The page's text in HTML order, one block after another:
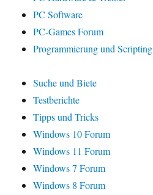
PC Software
PC-Games Forum
Programmierung und Scripting
Suche und Biete
Testberichte
Tipps und Tricks
Windows 10 Forum
Windows 11 Forum
Windows 7 Forum
Windows 8 Forum